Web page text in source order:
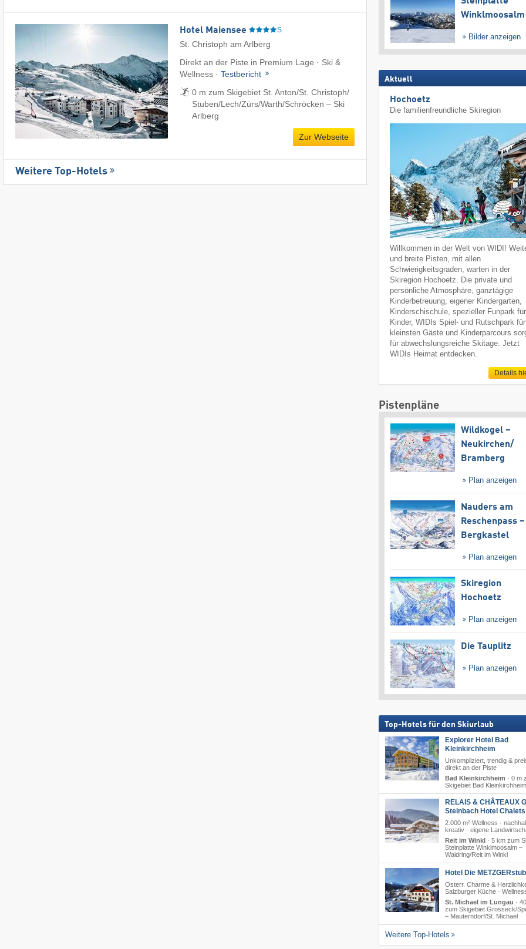
Hotel Maiensee S
St. Christoph am Arlberg
Direkt an der Piste in Premium Lage · Ski &
Wellness · Testbericht
0 m zum Skigebiet St. Anton/​St. Christoph/​
Stuben/​Lech/​Zürs/​Warth/​Schröcken – Ski
Arlberg
Zur Webseite
Weitere Top-Hotels
Winklmoosalm
Bilder anzeigen
Aktuell
Hochoetz
Die familienfreundliche Skiregion
Willkommen in der Welt von WIDI!
und breite Pisten, mit allen
Schwierigkeitsgraden, warten in der
Skiregion Hochoetz. Die private und
persönliche Atmosphäre, ganztägige
Kinderbetreuung, eigener Kindergarten,
Kinderschischule, spezieller Funpark für
Kinder, WIDIs Spiel- und Rutschpark
kleinsten Gäste und Kinderparcours
für abwechslungsreiche Skitage. Jetzt
WIDIs Heimat entdecken.
Details
Pistenpläne
Wildkogel –
Neukirchen/​
Bramberg
Plan anzeigen
Nauders am
Reschenpass –
Bergkastel
Plan anzeigen
Skiregion
Hochoetz
Plan anzeigen
Die Tauplitz
Plan anzeigen
Top-Hotels für den Skiurlaub
Explorer Hotel Bad
Kleinkirchheim
Unkompliziert, trendig &
direkt an der Piste
Bad Kleinkirchheim · 0 m
Skigebiet Bad Kleinkirchheim
RELAIS & CHÂTEAUX
Steinbach Hotel Chalets
2.000 m² Wellness ·
kreativ · eigene
Reit im Winkl · 5 km zum
Steinplatte Winklmoosalm –
Waidring/​Reit im Winkl
Hotel Die
Österr. Charme &
Salzburger Küche ·
St. Michael im Lungau ·
zum Skigebiet Grosseck/​
– Mauterndorf/​St. Michael
Weitere Top-Hotels